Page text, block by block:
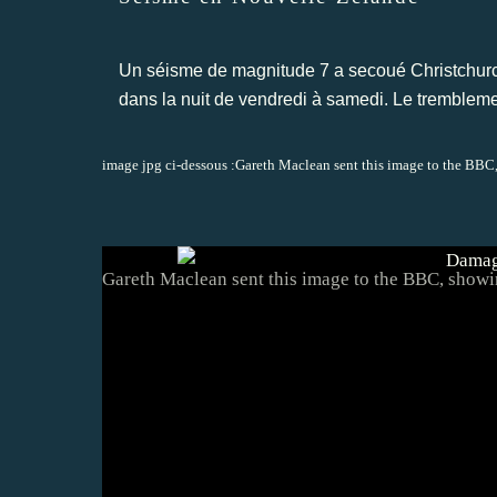
Un séisme de magnitude 7 a secoué
dans la nuit de vendredi à samedi. Le
image jpg ci-dessous :Gareth Maclean sent this image to the
Gareth Maclean sent this image to the BBC,